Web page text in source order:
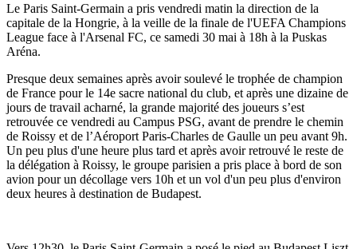
Le Paris Saint-Germain a pris vendredi matin la direction de la
capitale de la Hongrie, à la veille de la finale de l'UEFA Champions
League face à l'Arsenal FC, ce samedi 30 mai à 18h à la Puskas
Aréna.
Presque deux semaines après avoir soulevé le trophée de champion
de France pour le 14e sacre national du club, et après une dizaine de
jours de travail acharné, la grande majorité des joueurs s’est
retrouvée ce vendredi au Campus PSG, avant de prendre le chemin
de Roissy et de l’Aéroport Paris-Charles de Gaulle un peu avant 9h.
Un peu plus d'une heure plus tard et après avoir retrouvé le reste de
la délégation à Roissy, le groupe parisien a pris place à bord de son
avion pour un décollage vers 10h et un vol d'un peu plus d'environ
deux heures à destination de Budapest.